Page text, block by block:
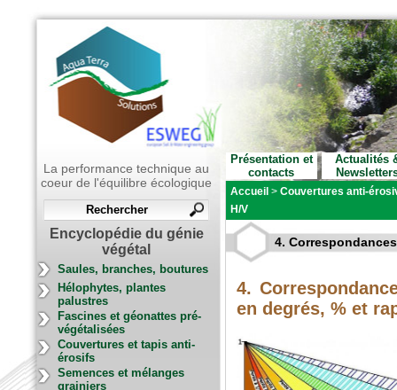
La performance technique au
coeur de l'équilibre écologique
Encyclopédie du génie
végétal
Saules, branches, boutures
Hélophytes, plantes
palustres
Fascines et géonattes pré-
végétalisées
Couvertures et tapis anti-
érosifs
Semences et mélanges
grainiers
Présentation et
contacts
Actualités
Accueil > Couvertures anti-
H/V
4.
4.
en degrés, % et